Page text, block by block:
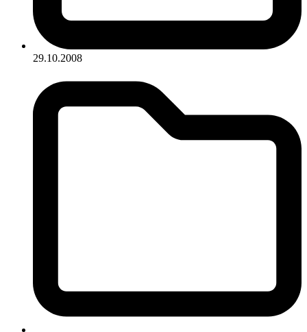
29.10.2008